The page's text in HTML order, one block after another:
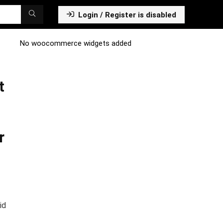
Login / Register is disabled
No woocommerce widgets added